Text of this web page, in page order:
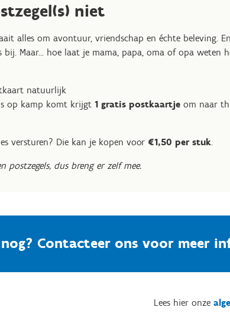
niet
alles om avontuur, vriendschap en échte beleving.
bij. Maar… hoe laat je mama, papa, oma of opa weten
natuurlijk
op kamp komt krijgt 1 gratis postkaartje om naar
versturen? Die kan je kopen voor €1,50 per stuk.
postzegels, dus breng er zelf mee.
Contacteer ons voor meer
Lees hier onze